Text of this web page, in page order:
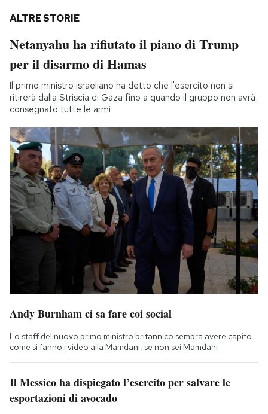
ALTRE STORIE
Netanyahu ha rifiutato il piano di Trump
per il disarmo di Hamas
Il primo ministro israeliano ha detto che l'esercito non si
ritirerà dalla Striscia di Gaza fino a quando il gruppo non avrà
consegnato tutte le armi
Andy Burnham ci sa fare coi social
Lo staff del nuovo primo ministro britannico sembra avere capito
come si fanno i video alla Mamdani, se non sei Mamdani
Il Messico ha dispiegato l’esercito per salvare le
esportazioni di avocado